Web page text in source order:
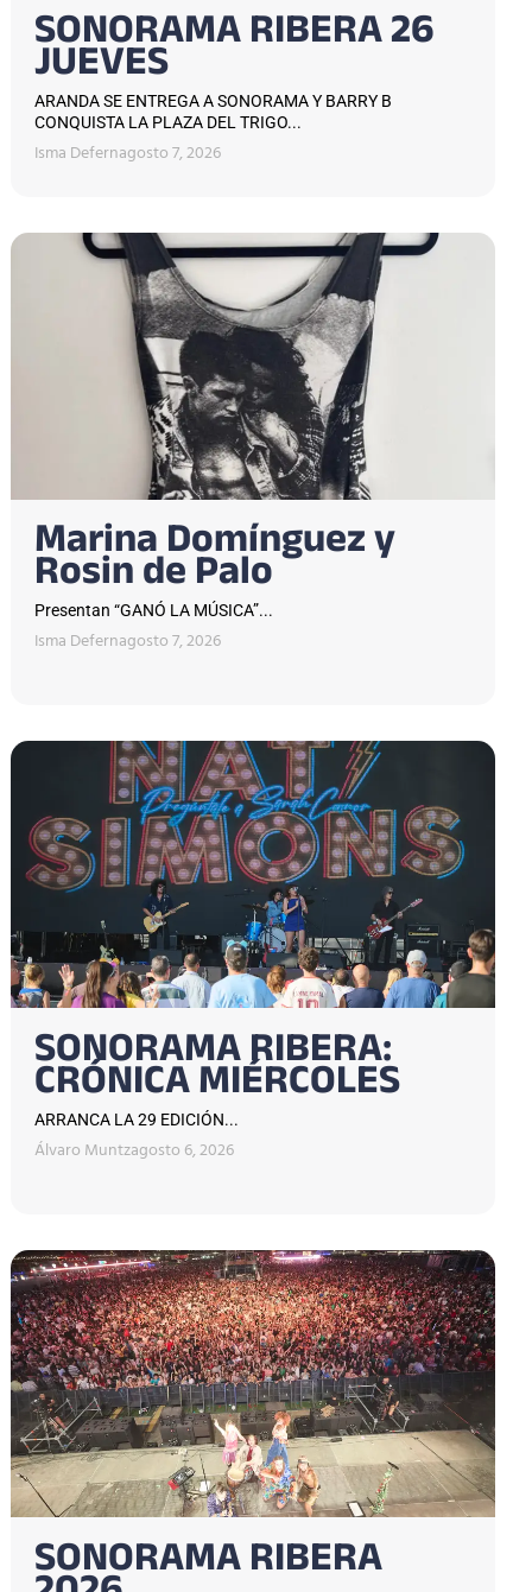
SONORAMA RIBERA 26
JUEVES
ARANDA SE ENTREGA A SONORAMA Y BARRY B
CONQUISTA LA PLAZA DEL TRIGO...
Isma Defernagosto 7, 2026
Marina Domínguez y
Rosin de Palo
Presentan “GANÓ LA MÚSICA”...
Isma Defernagosto 7, 2026
SONORAMA RIBERA:
CRÓNICA MIÉRCOLES
ARRANCA LA 29 EDICIÓN...
Álvaro Muntzagosto 6, 2026
SONORAMA RIBERA